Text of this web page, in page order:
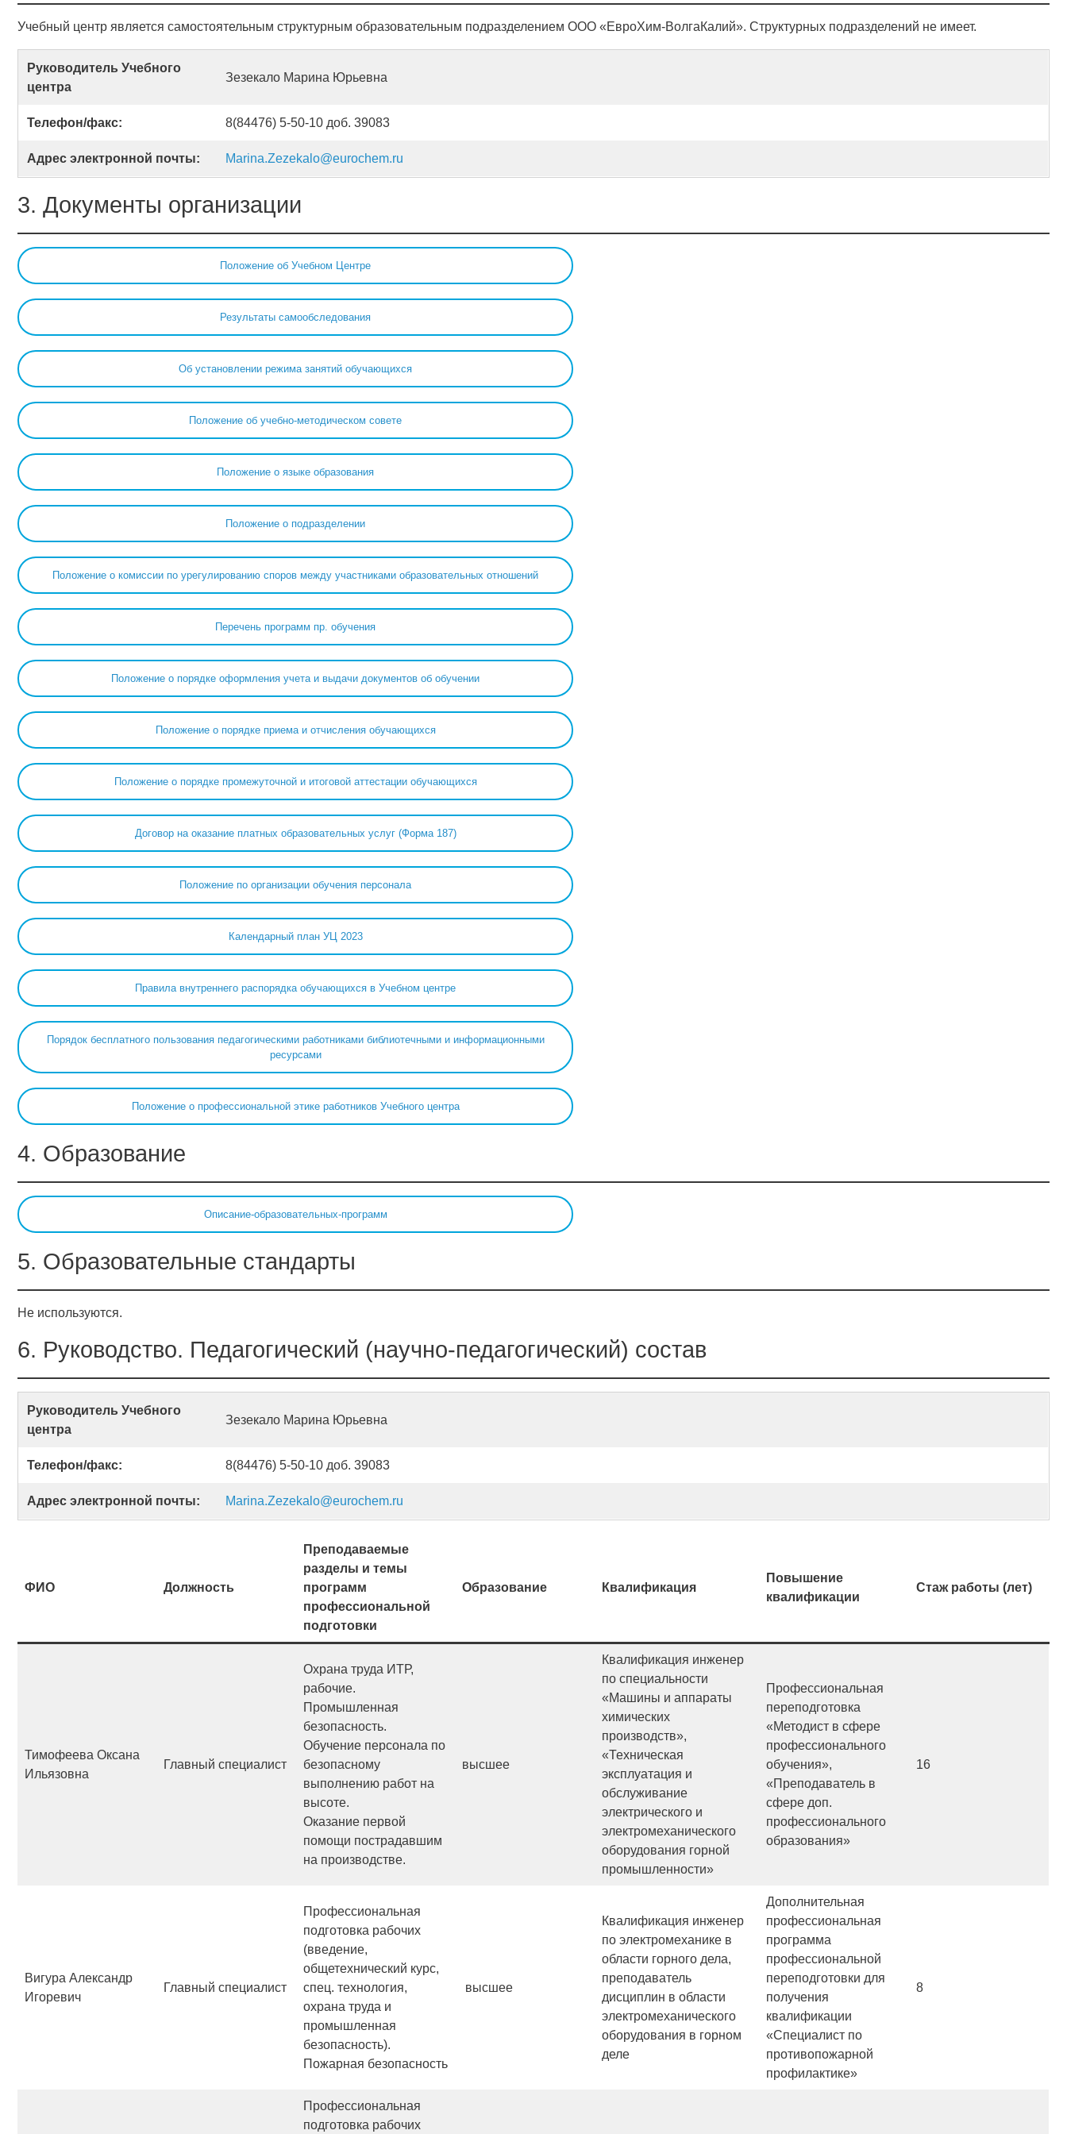
Учебный центр является самостоятельным структурным образовательным подразделением ООО «ЕвроХим-ВолгаКалий». Структурных подразделений не имеет.
Руководитель Учебного
центра
Зезекало Марина Юрьевна
Телефон/факс: 8(84476) 5-50-10 доб. 39083
Адрес электронной почты: Marina.Zezekalo@eurochem.ru
3. Документы организации
Положение об Учебном Центре
Результаты самообследования
Об установлении режима занятий обучающихся
Положение об учебно-методическом совете
Положение о языке образования
Положение о подразделении
Положение о комиссии по урегулированию споров между участниками образовательных отношений
Перечень программ пр. обучения
Положение о порядке оформления учета и выдачи документов об обучении
Положение о порядке приема и отчисления обучающихся
Положение о порядке промежуточной и итоговой аттестации обучающихся
Договор на оказание платных образовательных услуг (Форма 187)
Положение по организации обучения персонала
Календарный план УЦ 2023
Правила внутреннего распорядка обучающихся в Учебном центре
Порядок бесплатного пользования педагогическими работниками библиотечными и информационными
ресурсами
Положение о профессиональной этике работников Учебного центра
4. Образование
Описание-образовательных-программ
5. Образовательные стандарты
Не используются.
6. Руководство. Педагогический (научно-педагогический) состав
Руководитель Учебного
центра
Зезекало Марина Юрьевна
Телефон/факс: 8(84476) 5-50-10 доб. 39083
Адрес электронной почты: Marina.Zezekalo@eurochem.ru
ФИО Должность
Преподаваемые
разделы и темы
программ
профессиональной
подготовки
Образование Квалификация
Повышение
квалификации
Стаж работы (лет)
Тимофеева Оксана
Ильязовна
Главный специалист
Охрана труда ИТР,
рабочие.
Промышленная
безопасность.
Обучение персонала по
безопасному
выполнению работ на
высоте.
Оказание первой
помощи пострадавшим
на производстве.
высшее
Квалификация инженер
по специальности
«Машины и аппараты
химических
производств»,
«Техническая
эксплуатация и
обслуживание
электрического и
электромеханического
оборудования горной
промышленности»
Профессиональная
переподготовка
«Методист в сфере
профессионального
обучения»,
«Преподаватель в
сфере доп.
профессионального
образования»
16
Вигура Александр
Игоревич
Главный специалист
Профессиональная
подготовка рабочих
(введение,
общетехнический курс,
спец. технология,
охрана труда и
промышленная
безопасность).
Пожарная безопасность
высшее
Квалификация инженер
по электромеханике в
области горного дела,
преподаватель
дисциплин в области
электромеханического
оборудования в горном
деле
Дополнительная
профессиональная
программа
профессиональной
переподготовки для
получения
квалификации
«Специалист по
противопожарной
профилактике»
8
Профессиональная
подготовка рабочих